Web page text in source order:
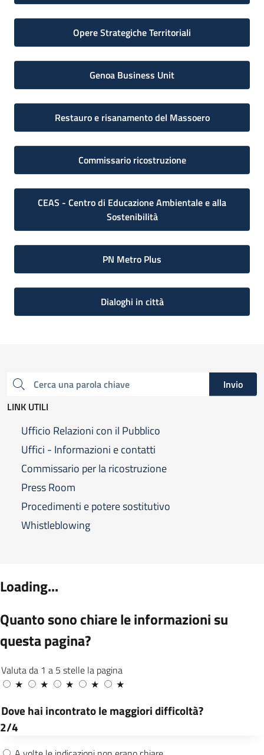
Opere Strategiche Territoriali
Genoa Business Unit
Restauro e risanamento del Massoero
Commissario ricostruzione
CEAS - Centro di Educazione Ambientale e alla
Sostenibilità
PN Metro Plus
Dialoghi in città
Cerca una parola chiave
Invio
LINK UTILI
Ufficio Relazioni con il Pubblico
Uffici - Informazioni e contatti
Commissario per la ricostruzione
Press Room
Procedimenti e potere sostitutivo
Whistleblowing